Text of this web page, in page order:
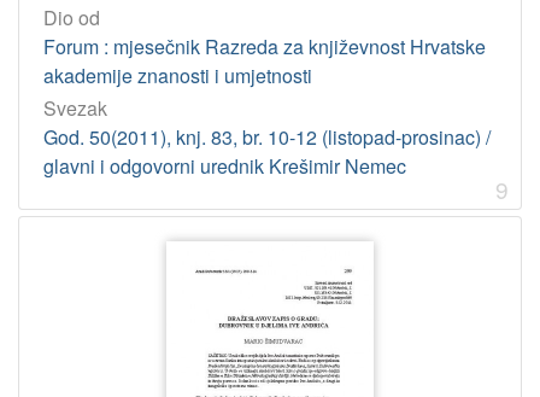
Dio od
Forum : mjesečnik Razreda za književnost Hrvatske
akademije znanosti i umjetnosti
Svezak
God. 50(2011), knj. 83, br. 10-12 (listopad-prosinac) /
glavni i odgovorni urednik Krešimir Nemec
9